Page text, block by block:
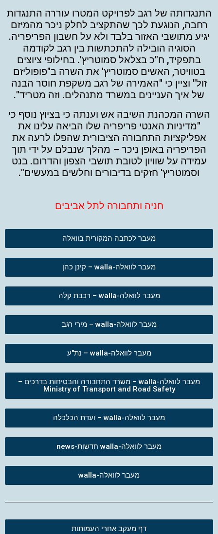
התנגדותה של רגב לפרויקט המטרו עוררה התנגדות
רחבה, הנוגעת לכך שהתקציב לחלק ניכר מהמיזם
יגיע מתושבי האזור בלבד ולא על חשבון הפריפריה.
הסוגיה הובילה להתכתשות בין רגב לקודמה
בתפקיד, ח"כ בצלאל סמוטריץ'. בחילופי ציוצים
בטוויטר, האשים סמוטריץ' את השרה ב"פופוליזם
זול" וציין כי "האמירה של רגב משקפת חוסר הבנה
של איך העניינים במשרד מתנהלים. וזה מטריד".
השרה המכהנת השיבה אש וענתה כי בציוץ נוסף כי
"מדיניות האנטי פריפריה שלו הביאה עלינו את
אפליקציות התחבורה הציבורית שהפלו לרעה את
הפריפריה באופן ניכר – מהלך שנבלם על ידי תוך
עמידה על שוויון לטובת תושבי הצפון והדרום. בנט
וסמוטריץ' חזקים בדיבורים וחלשים במעשים".
חניה ותחבורה לתל אביבים
מעבר לכתבה המקורית בוואלה
מעבר לוואלה-walla – קינן כהן
מעבר לוואלה-walla – רכבת קלה
מעבר לוואלה-walla – מירי רגב
מעבר לוואלה-walla – נת"ע
מעבר לוואלה-walla – משרד התחבורה והבטיחות בדרכים –
Ministry of Transport and Road Safety
מעבר לוואלה-walla – ועדת הכלכלה
מעבר לוואלה-walla חדשות-news
מעבר לוואלה-walla
דף מעקב אחרי העמותות